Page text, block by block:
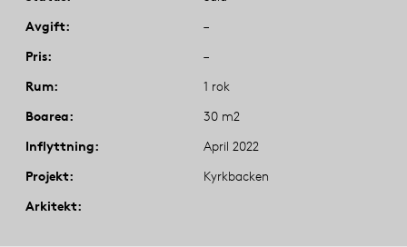
Avgift
–
Pris
–
Rum
1 rok
Boarea
30 m2
Inflyttning
April 2022
Projekt
Kyrkbacken
Arkitekt